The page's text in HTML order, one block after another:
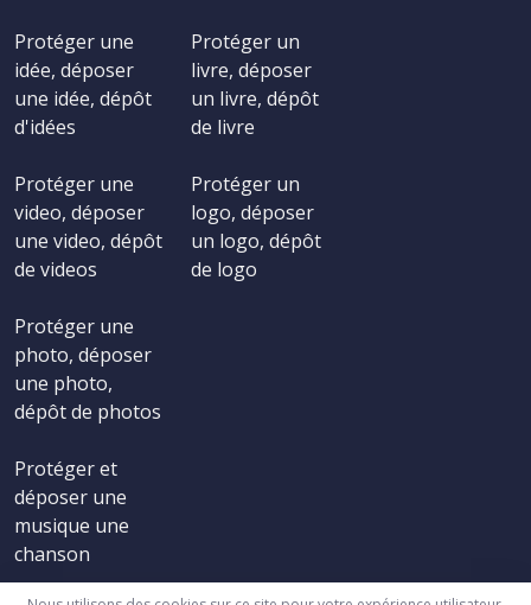
Protéger une
idée, déposer
une idée, dépôt
d'idées
Protéger une
video, déposer
une video, dépôt
de videos
Protéger une
photo, déposer
une photo,
dépôt de photos
Protéger et
déposer une
musique une
chanson
Protéger un
livre, déposer
un livre, dépôt
de livre
Protéger un
logo, déposer
un logo, dépôt
de logo